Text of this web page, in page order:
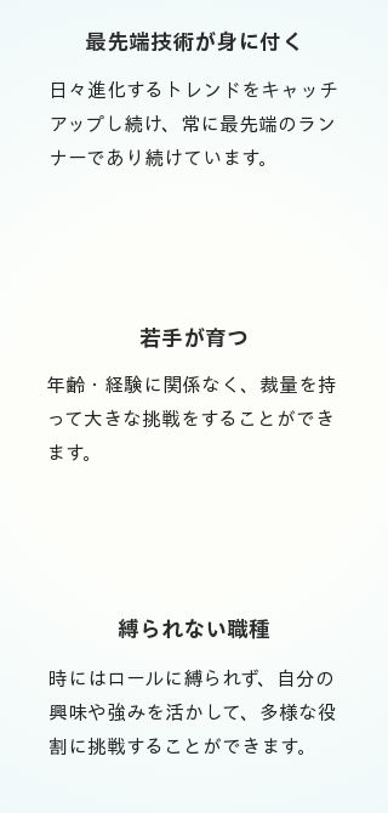
最先端技術が身に付く
日々進化するトレンドをキャッチ
アップし続け、常に最先端のラン
ナーであり続けています。
若手が育つ
年齢・経験に関係なく、裁量を持
って大きな挑戦をすることができ
ます。​
縛られない職種
時にはロールに縛られず、自分の
興味や強みを活かして、多様な役
割に挑戦することができます。